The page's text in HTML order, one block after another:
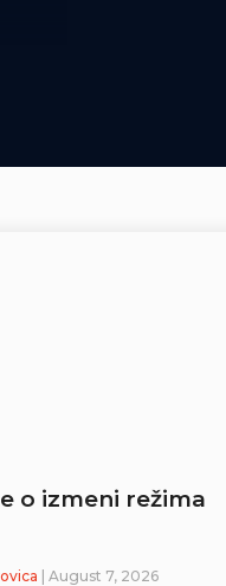
o izmeni režima
| August 7, 2026